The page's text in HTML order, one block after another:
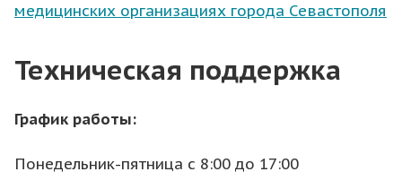
медицинских организациях города Севастополя
Техническая поддержка
График работы:
Понедельник-пятница с 8:00 до 17:00